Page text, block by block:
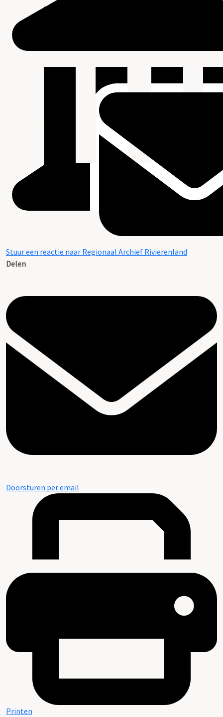
Stuur een reactie naar Regionaal Archief Rivierenland
Delen
Doorsturen per email
Printen